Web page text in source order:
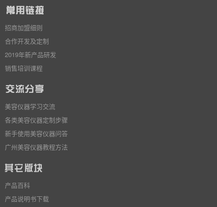
招商加盟细则
合作开发及定制
2019年新产品研发
销售培训课程
美容仪器学习交流
各类美容仪器定制步骤
新手使用美容仪器问答
广州美容仪器教程方法
产品百科
产品说明书下载